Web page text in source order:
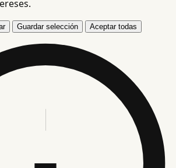
Guardar selección Aceptar todas